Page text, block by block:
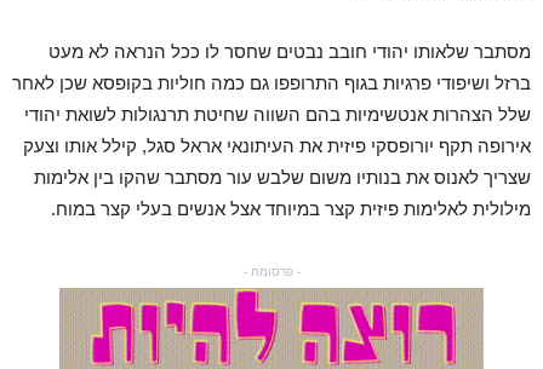
מסתבר שלאותו יהודי חובב נבטים שחסר לו ככל הנראה לא מעט
ברזל ושיפודי פרגיות בגוף התרופפו גם כמה חוליות בקופסא שכן לאחר
שלל הצהרות אנטשימיות בהם השווה שחיטת תרנגולות לשואת יהודי
אירופה תקף יורופסקי פיזית את העיתונאי אראל סגל, קילל אותו וצעק
שצריך לאנוס את בנותיו משום שלבש עור מסתבר שהקו בין אלימות
מילולית לאלימות פיזית קצר במיוחד אצל אנשים בעלי קצר במוח.
- פרסומת -